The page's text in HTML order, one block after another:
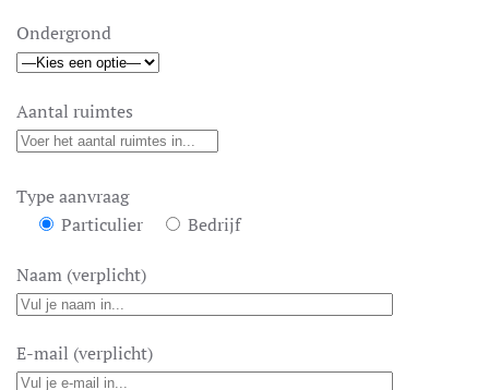
Ondergrond
Aantal ruimtes
Type aanvraag
Particulier
Bedrijf
Naam (verplicht)
E-mail (verplicht)